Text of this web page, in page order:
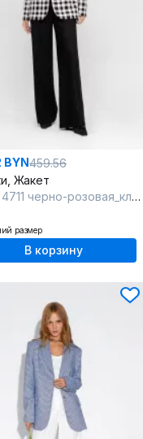
BYN459.56
Жакет
4711 черно-розовая_клетка+черный
размер
В корзину